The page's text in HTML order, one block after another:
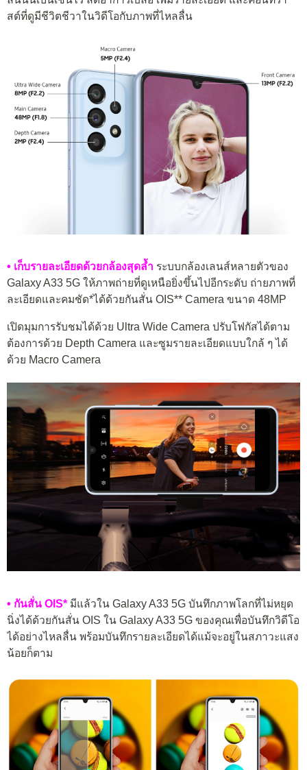
สต์ที่ดูมีชีวิตชีวาในวิดีโอกับภาพที่ไหลลื่น
• เก็บรายละเอียดด้วยกล้องสุดล้ำ ระบบกล้องเลนส์หลายตัวของ
Galaxy A33 5G ให้ภาพถ่ายที่ดูเหนือยิ่งขึ้นไปอีกระดับ ถ่ายภาพที่
ละเอียดและคมชัด*ได้ด้วยกันสั่น OIS** Camera ขนาด 48MP
เปิดมุมการรับชมได้ด้วย Ultra Wide Camera ปรับโฟกัสได้ตาม
ต้องการด้วย Depth Camera และซูมรายละเอียดแบบใกล้ ๆ ได้
ด้วย Macro Camera
• กันสั่น OIS* มีแล้วใน Galaxy A33 5G บันทึกภาพโลกที่ไม่หยุด
นิ่งได้ด้วยกันสั่น OIS ใน Galaxy A33 5G ของคุณเพื่อบันทึกวิดีโอ
ได้อย่างไหลลื่น พร้อมบันทึกรายละเอียดได้แม้จะอยู่ในสภาวะแสง
น้อยก็ตาม